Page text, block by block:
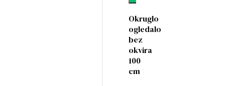
Okruglo
ogledalo
bez
okvira
100
cm